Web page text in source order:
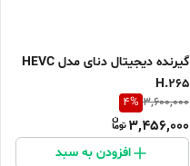
گیرنده دیجیتال دنای مدل HEVC
H.265
3,600,000
4%
3,456,000
افزودن به سبد